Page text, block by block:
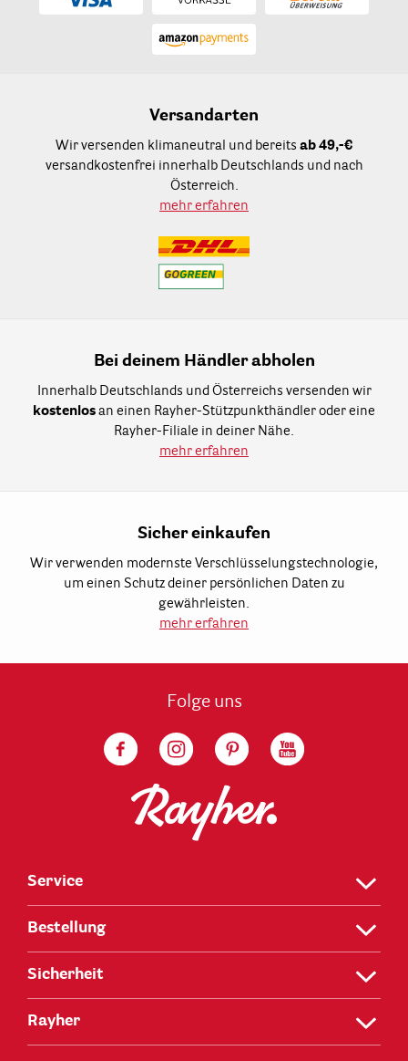
Versandarten
Wir versenden klimaneutral und bereits ab 49,-€
versandkostenfrei innerhalb Deutschlands und nach
Österreich.
mehr erfahren
Bei deinem Händler abholen
Innerhalb Deutschlands und Österreichs versenden wir
kostenlos an einen Rayher-Stützpunkthändler oder eine
Rayher-Filiale in deiner Nähe.
mehr erfahren
Sicher einkaufen
Wir verwenden modernste Verschlüsselungstechnologie,
um einen Schutz deiner persönlichen Daten zu
gewährleisten.
mehr erfahren
Folge uns
Service
Bestellung
Sicherheit
Rayher